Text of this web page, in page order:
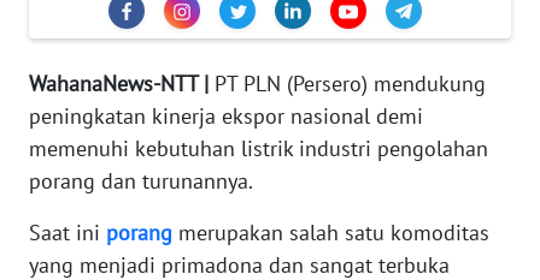
WahanaNews-NTT | PT PLN (Persero) mendukung
peningkatan kinerja ekspor nasional demi
memenuhi kebutuhan listrik industri pengolahan
porang dan turunannya.
Saat ini porang merupakan salah satu komoditas
yang menjadi primadona dan sangat terbuka
KAMI
PEDOMAN
SIBER